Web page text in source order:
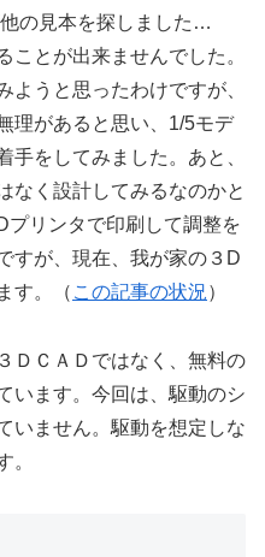
の見本を探しました…
ことが出来ませんでした。
ようと思ったわけですが、
理があると思い、1/5モデ
手をしてみました。あと、
なく設計してみるなのかと
プリンタで印刷して調整を
すが、現在、我が家の３D
す。（ この記事の状況）
ＤＣＡＤではなく、無料の
います。今回は、駆動のシ
いません。駆動を想定しな
。